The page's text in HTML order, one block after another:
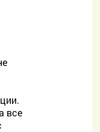
все